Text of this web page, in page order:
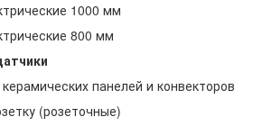
1000 мм
800 мм
панелей и конвекторов
(розеточные)